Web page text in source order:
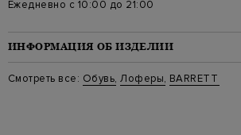
Ежедневно с 10:00 до 21:00
ИНФОРМАЦИЯ ОБ ИЗДЕЛИИ
Материал: замша 100%
Цвет: Бежевый
Смотреть все: Обувь,Лоферы, BARRETT